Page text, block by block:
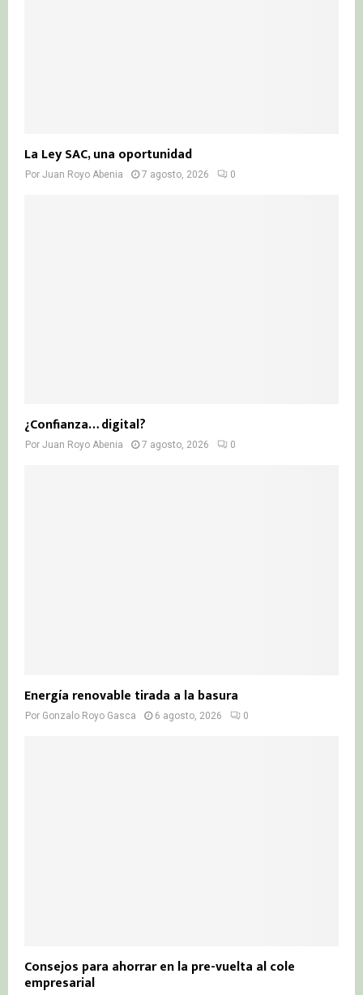
La Ley SAC, una oportunidad
Por Juan Royo Abenia 7 agosto, 2026 0
¿Confianza… digital?
Por Juan Royo Abenia 7 agosto, 2026 0
Energía renovable tirada a la basura
Por Gonzalo Royo Gasca 6 agosto, 2026 0
Consejos para ahorrar en la pre-vuelta al cole
empresarial